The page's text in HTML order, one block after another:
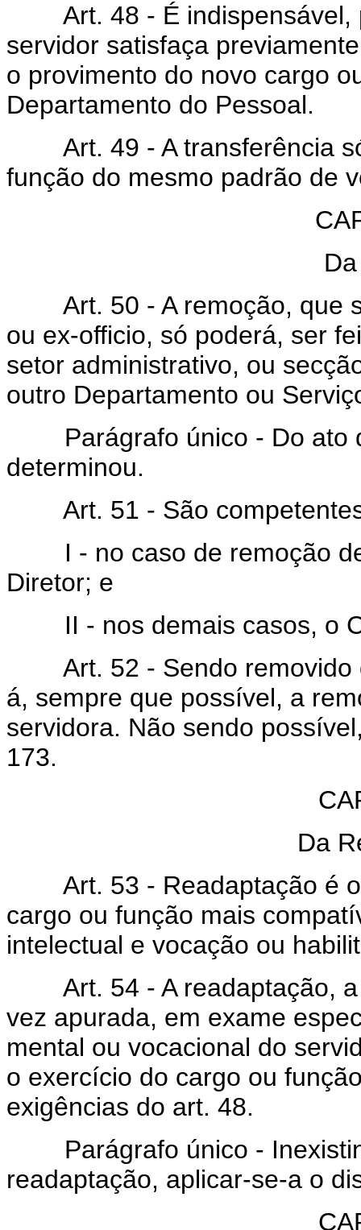
Art. 48 - É indispensável,
servidor satisfaça
o provimento do novo cargo
Departamento do Pessoal.
Art. 49 - A transferência
função do mesmo padrão de
Art. 50 - A remoção, que
ou ex-officio, só poderá, ser
setor administrativo, ou
outro Departamento ou
Parágrafo único - Do ato
determinou.
Art. 51 - São competentes
I - no caso de remoção de
Diretor; e
II - nos demais casos, o
Art. 52 - Sendo removido
á, sempre que possível, a
servidora. Não sendo
173.
Da
Art. 53 - Readaptação é o
cargo ou função mais
intelectual e vocação ou
Art. 54 - A readaptação, a
vez apurada, em exame
mental ou vocacional do
o exercício do cargo ou
exigências do art. 48.
Parágrafo único -
readaptação, aplicar-se-a o